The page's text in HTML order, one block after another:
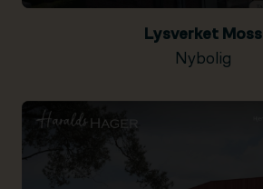
Lysverket Moss
Nybolig